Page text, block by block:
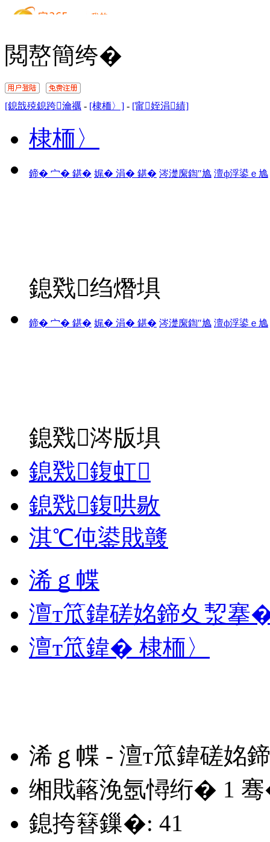
閲嶅簡绔�
[鎴戠殑鎴跨瀹禲 - [棣栭〉] - [甯姪涓績]
棣栭〉
鍗� 宀� 鍖� 娓� 涓� 鍖� 涔濋緳鍧″尯 澶ф浮鍙ｅ尯
鎴戣绉熸埧
鍗� 宀� 鍖� 娓� 涓� 鍖� 涔濋緳鍧″尯 澶ф浮鍙ｅ尯
鎴戣涔版埧
鎴戣鍑虹
鎴戣鍑哄敭
淇℃伅鍙戝竷
浠ｇ幉
澶т笟鍏磋姳鍗夊洯搴
澶т笟鍏� 棣栭〉
浠ｇ幉 - 澶т笟鍏磋姳
缃戝簵浼氬憳绗� 1
鎴挎簮鏁�: 41